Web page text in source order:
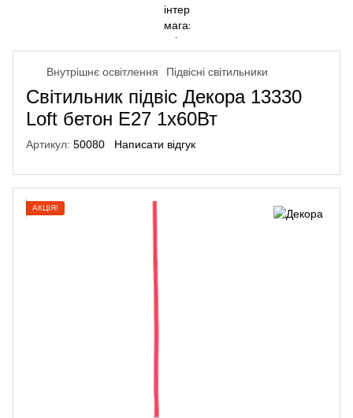
Внутрішнє освітлення Підвісні світильники
Світильник підвіс Декора 13330
Loft бетон Е27 1х60Вт
Артикул: 50080 Написати відгук
АКЦІЯ!